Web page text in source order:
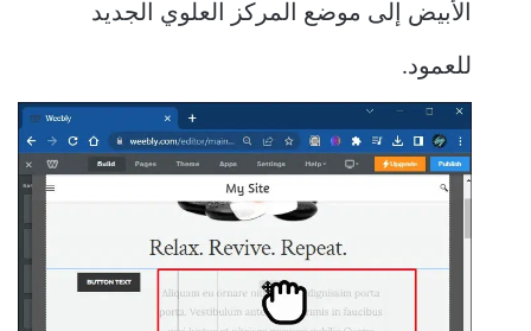
الأبيض إلى موضع المركز العلوي الجديد
للعمود.